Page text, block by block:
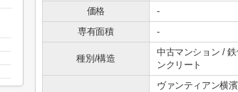
価格 -
専有面積
-
種別/構造
中古マンション / 鉄
ンクリート
ヴァンティアン横